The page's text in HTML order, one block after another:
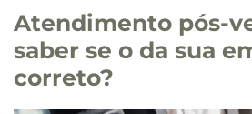
Atendimento pós-
saber se o da sua
correto?